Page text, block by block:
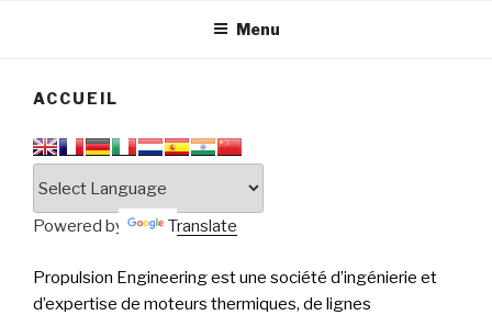
PERFORMANCE
Menu
ACCUEIL
Powered by Translate
Propulsion Engineering est une société d’ingénierie et
d’expertise de moteurs thermiques, de lignes